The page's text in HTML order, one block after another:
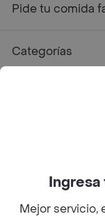
Pide tu comida
Categorías
©2026
Mejor servicio,